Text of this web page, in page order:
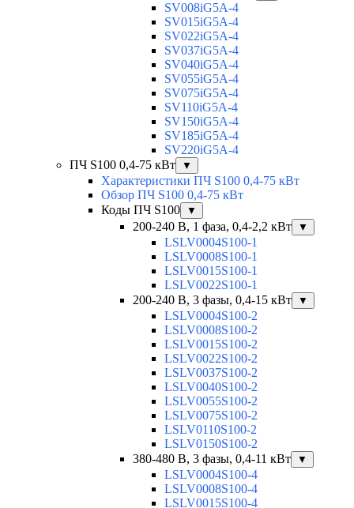
SV008iG5A-4
SV015iG5A-4
SV022iG5A-4
SV037iG5A-4
SV040iG5A-4
SV055iG5A-4
SV075iG5A-4
SV110iG5A-4
SV150iG5A-4
SV185iG5A-4
SV220iG5A-4
ПЧ S100 0,4-75 кВт
▼
Характеристики ПЧ S100 0,4-75 кВт
Обзор ПЧ S100 0,4-75 кВт
Коды ПЧ S100
▼
200-240 В, 1 фаза, 0,4-2,2 кВт ▼
LSLV0004S100-1
LSLV0008S100-1
LSLV0015S100-1
LSLV0022S100-1
200-240 В, 3 фазы, 0,4-15 кВт
▼
LSLV0004S100-2
LSLV0008S100-2
LSLV0015S100-2
LSLV0022S100-2
LSLV0037S100-2
LSLV0040S100-2
LSLV0055S100-2
LSLV0075S100-2
LSLV0110S100-2
LSLV0150S100-2
380-480 В, 3 фазы, 0,4-11 кВт
▼
LSLV0004S100-4
LSLV0008S100-4
LSLV0015S100-4